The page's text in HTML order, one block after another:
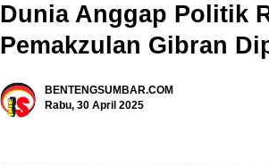
Dunia Anggap Politik
Pemakzulan Gibran
BENTENGSUMBAR.COM
Rabu, 30 April 2025